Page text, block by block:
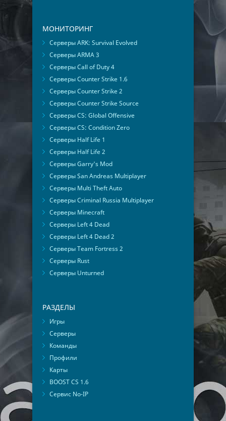
МОНИТОРИНГ
Серверы ARK: Survival Evolved
Серверы ARMA 3
Серверы Call of Duty 4
Серверы Counter Strike 1.6
Серверы Counter Strike 2
Серверы Counter Strike Source
Серверы CS: Global Offensive
Серверы CS: Condition Zero
Серверы Half Life 1
Серверы Half Life 2
Серверы Garry's Mod
Серверы San Andreas Multiplayer
Серверы Multi Theft Auto
Серверы Criminal Russia Multiplayer
Серверы Minecraft
Серверы Left 4 Dead
Серверы Left 4 Dead 2
Серверы Team Fortress 2
Серверы Rust
Серверы Unturned
РАЗДЕЛЫ
Игры
Серверы
Команды
Профили
Карты
BOOST CS 1.6
Сервис No-IP